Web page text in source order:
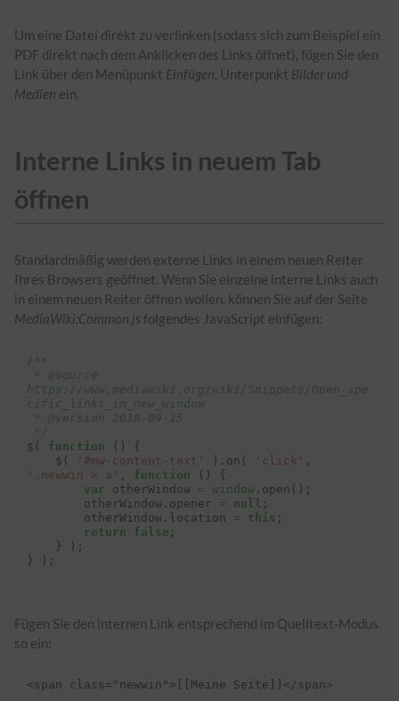
Um eine Datei direkt zu verlinken (sodass sich zum Beispiel ein
PDF direkt nach dem Anklicken des Links öffnet), fügen Sie den
Link über den Menüpunkt Einfügen, Unterpunkt Bilder und
Medien ein.
Interne Links in neuem Tab
öffnen
Standardmäßig werden externe Links in einem neuen Reiter
Ihres Browsers geöffnet. Wenn Sie einzelne interne Links auch
in einem neuen Reiter öffnen wollen, können Sie auf der Seite
MediaWiki:Common.js folgendes JavaScript einfügen:
/**
https ://www.mediawiki.org/wiki/Snippets/Open_spe
cific_links_in_new_window
* @version 2018-09-15
*/
$ ( function ()
{
$ ( '#mw-content-text' ). on ( 'click'
,
'.newwin > a'
, function ()
{
var
otherWindow window. open ();
otherWindow. opener null
;
otherWindow. location this ;
return
false ;
}
);
}
);
Fügen Sie den internen Link entsprechend im Quelltext-Modus
so ein: